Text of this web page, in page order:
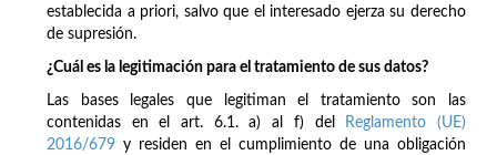
establecida a priori, salvo que el interesado ejerza su derecho
de supresión.
¿Cuál es la legitimación para el tratamiento de sus datos?
Las bases legales que legitiman el tratamiento son las
contenidas en el art. 6.1. a) al f) del
Reglamento (UE)
2016/679 y residen en el cumplimiento de una obligación